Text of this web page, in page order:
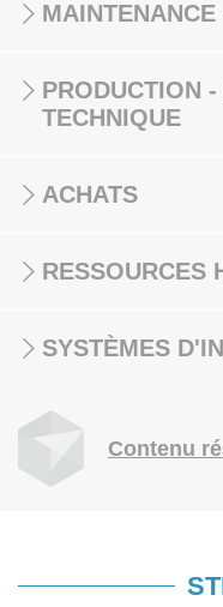
PRODUCTION
TECHNIQUE
ACHATS
RESSOURCES
SYSTÈMES
Contenu